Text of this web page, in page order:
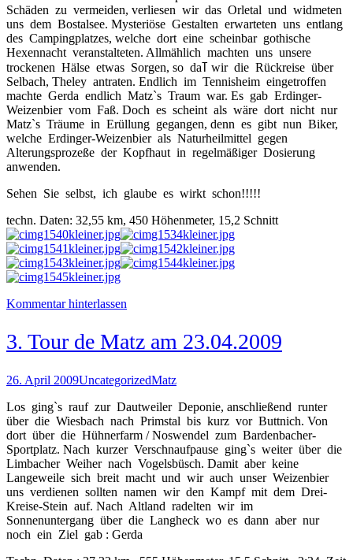
Schäden zu vermeiden, verliesen wir das Orletal und widmeten
uns dem Bostalsee. Mysteriöse Gestalten erwarteten uns entlang
des Campingplatzes, welche dort eine scheinbar gothische
Hexennacht veranstalteten. Allmählich machten uns unsere
trockenen Hälse etwas Sorgen, so daߠ wir die Rückreise über
Selbach, Theley antraten. Endlich im Tennisheim eingetroffen
machte Gerda endlich Matz`s Traum war. Es gab Erdinger-
Weizenbier vom Faß. Doch es scheint als wäre dort nicht nur
Matz`s Träume in Erüllung gegangen, denn es gibt nun Biker,
welche Erdinger-Weizenbier als Naturheilmittel gegen
Alterungsprozeße der Kopfhaut in regelmäßiger Dosierung
anwenden.
Sehen Sie selbst, ich glaube es wirkt schon!!!!!
techn. Daten: 32,55 km, 450 Höhenmeter, 15,2 Schnitt
Kommentar hinterlassen
3. Tour de Matz am 23.04.2009
26. April 2009UncategorizedMatz
Los ging`s rauf zur Dautweiler Deponie, anschließend runter
über die Wiesbach nach Primstal bis kurz vor Buttnich. Von
dort über die Hühnerfarm / Noswendel zum Bardenbacher-
Sportplatz. Nach kurzer Verschnaufpause ging`s weiter über die
Limbacher Weiher nach Vogelsbüsch. Damit aber keine
Langeweile sich breit macht und wir auch unser Weizenbier
uns verdienen sollten namen wir den Kampf mit dem Drei-
Kreise-Stein auf. Nach Altland radelten wir im
Sonnenuntergang über die Langheck wo es dann aber nur
noch ein Ziel gab : Gerda